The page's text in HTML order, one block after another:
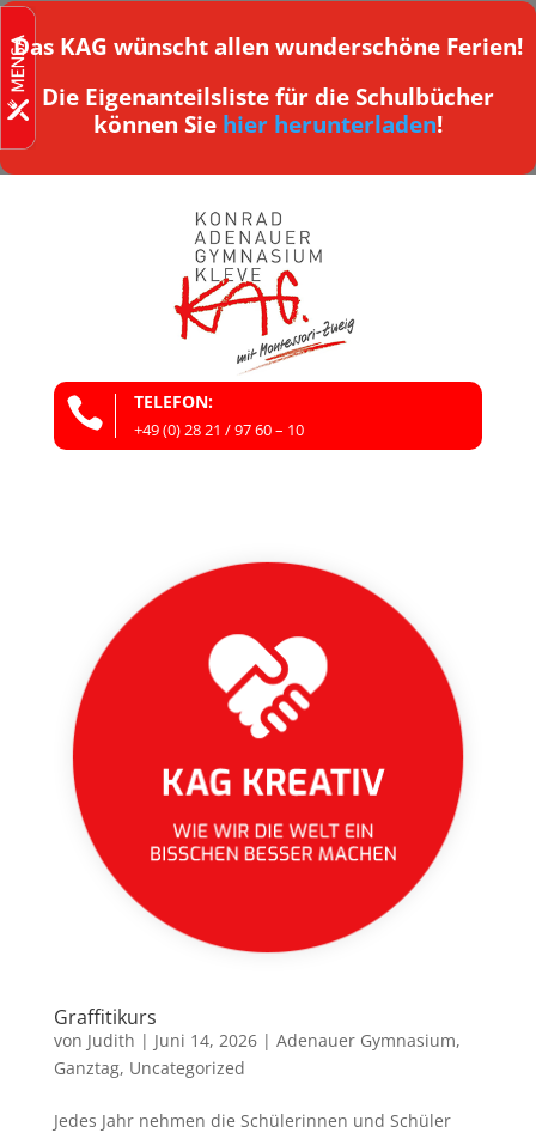
Das KAG wünscht allen wunderschöne Ferien!
Die Eigenanteilsliste für die Schulbücher
können Sie hier herunterladen!
 TELEFON:
+49 (0) 28 21 / 97 60 – 10
Graffitikurs
von Judith | Juni 14, 2026| Adenauer Gymnasium,
Ganztag, Uncategorized
Jedes Jahr nehmen die Schülerinnen und Schüler